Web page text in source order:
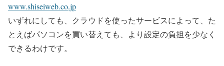
www.shiseiweb.co.jp
いずれにしても、クラウドを使ったサービスによって、た
とえばパソコンを買い替えても、より設定の負担を少なく
できるわけです。